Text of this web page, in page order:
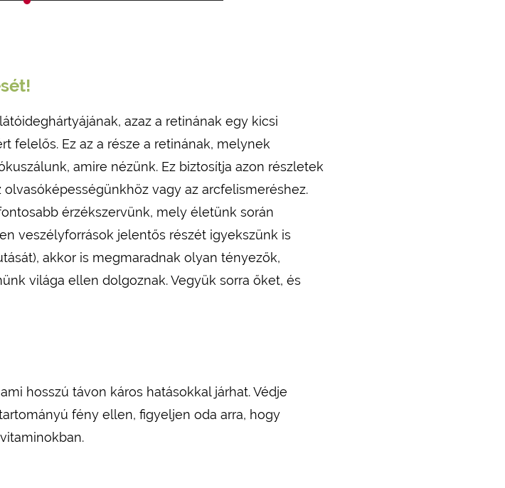
azaz a retinának egy kicsi
felelős. Ez az a része a retinának, melynek
amire nézünk. Ez biztosítja azon részletek
vagy az arcfelismeréshez.
érzékszervünk, mely életünk során
veszélyforrások jelentős részét igyekszünk is
akkor is megmaradnak olyan tényezők,
világa ellen dolgoznak. Vegyük sorra őket, és
hosszú távon káros hatásokkal járhat. Védje
fény ellen, figyeljen oda arra, hogy